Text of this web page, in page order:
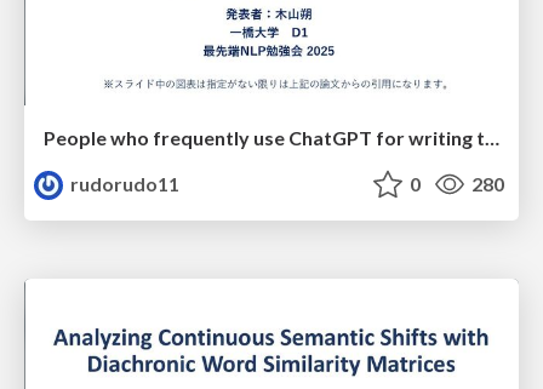
People who frequently use ChatGPT for writing tasks are accurate and robust detectors of AI-generated text
rudorudo11
0 280